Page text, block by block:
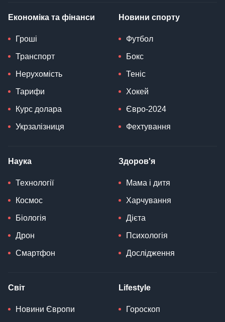
Економіка та фінанси
Гроші
Транспорт
Нерухомість
Тарифи
Курс долара
Укрзалізниця
Новини спорту
Футбол
Бокс
Теніс
Хокей
Євро-2024
Фехтування
Наука
Технології
Космос
Біологія
Дрон
Смартфон
Здоров'я
Мама і дитя
Харчування
Дієта
Психологія
Дослідження
Світ
Новини Європи
Lifestyle
Гороскоп